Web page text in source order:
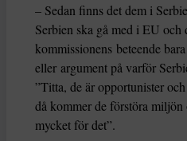
– Sedan finns det dem i
Serbien ska gå med i EU
kommissionens beteende
eller argument på varför
”Titta, de är opportunister
då kommer de förstöra
mycket för det”.